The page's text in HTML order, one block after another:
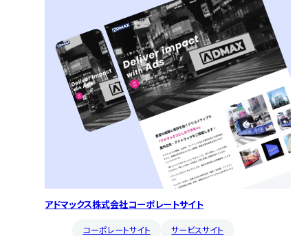
アドマックス株式会社コーポレートサイト
コーポレートサイト
サービスサイト